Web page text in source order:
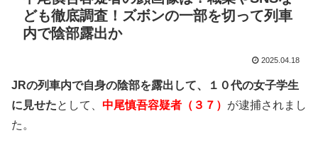
ども徹底調査！ズボンの一部を切って列車
内で陰部露出か
2025.04.18
JRの列車内で自身の陰部を露出して、１０代の女子学生
に見せたとして、 中尾慎吾容疑者（３７） が逮捕されまし
た。